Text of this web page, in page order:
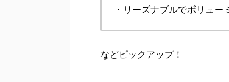
・リーズナブルでボリュー
などピックアップ！